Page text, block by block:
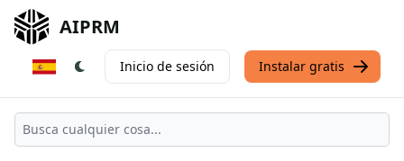
AIPRM
Inicio de sesión Instalar gratis